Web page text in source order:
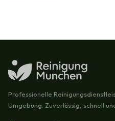
Professionelle
Umgebung. Zuverlässig, schnell